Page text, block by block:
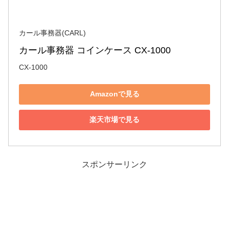
カール事務器(CARL)
カール事務器 コインケース CX-1000
CX-1000
Amazonで見る
楽天市場で見る
スポンサーリンク